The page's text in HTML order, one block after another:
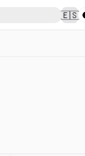
🇪🇸